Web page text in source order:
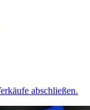
abschließen.